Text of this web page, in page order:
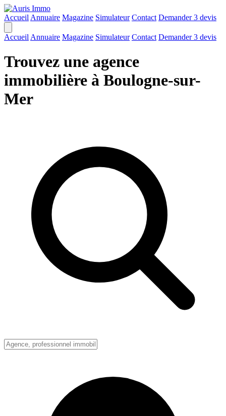
Accueil Annuaire Magazine Simulateur Contact Demander 3 devis
Accueil Annuaire Magazine Simulateur Contact Demander 3 devis
Trouvez une agence
immobilière à Boulogne-sur-
Mer